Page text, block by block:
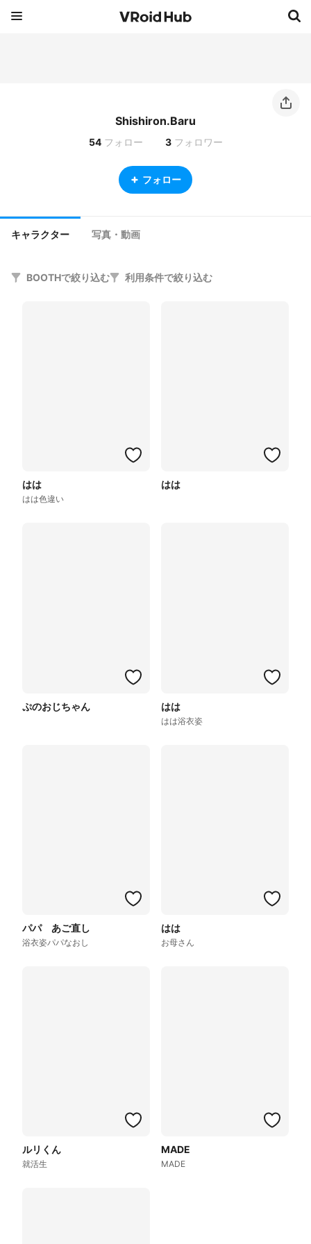
Shishiron.Baru
54 フォロー 3 フォロワー
フォロー
キャラクター 写真・動画
BOOTHで絞り込む 利用条件で絞り込む
はは
はは色違い
はは
ぷのおじちゃん はは
はは浴衣姿
パパ あご直し
浴衣姿パパなおし
はは
お母さん
ルリくん
就活生
MADE
MADE